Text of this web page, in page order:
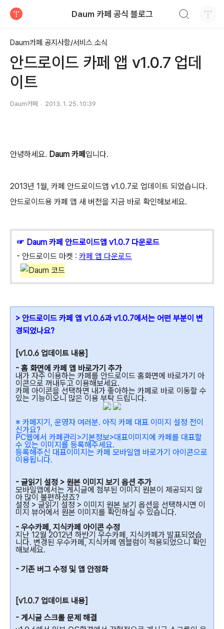
Daum 카페 공식 블로그
Daum카페 공지사항/서비스 소식
안드로이드 카페 앱 v1.0.7 업데
이트
Daum카페 2013. 1. 25. 10:39
안녕하세요. Daum 카페 입니다.
2013년 1월, 카페 안드로이드앱 v1.0.7로 업데이트 되었습니다.
안드로이드용 카페 앱 새 버전을 지금 바로 확인해보세요.
☞ Daum 카페 안드로이드앱 v1.0.7 다운로드
- 안드로이드 마켓 : 카페 앱 다운로드
> 안드로이드 카페 앱 v1.0.6과 v1.0.7에서는 어떤 부분이 변
경되었나요?
[v1.0.6 업데이트 내용]
- 홈 화면에 카페 앱 바로가기 추가
내가 자주 이용하는 카페를 안드로이드 홈화면에 바로가기 아
이콘으로 꺼내두고 이용해보세요.
카페 아이콘을 선택하면 내가 좋아하는 카페로 바로 이동할 수
있는 기능이오니 많은 이용 부탁 드립니다.
※ 카페지기, 운영자 여러분. 아직 카페 대표 이미지 설정 전이
신가요?
PC웹에서 카페관리>기본정보>대표이미지에 카페를 대표할
수 있는 이미지를 등록해주세요.
등록해주신 대표이미지는 카페 모바일앱 바로가기 아이콘으로
이용됩니다.
- 글읽기 설정 > 원본 이미지 보기 옵션 추가
모바일앱에서는 게시글에 첨부된 이미지 원본이 제공되지 않
아 많이 불편하셨죠?
설정 > 글읽기 설정 > 이미지 원본 보기 옵션을 선택하시면 이
미지 뷰어에서 원본 이미지를 확인하실 수 있습니다.
- 우수카페, 지식카페 아이콘 수정
지난 12월 2012년 하반기 우수카페, 지식카페가 발표되었습
니다. 변경된 우수카페, 지식카페 엠블럼이 적용되었으니 확인
해보세요.
- 기존 버그 수정 및 앱 안정화
[v1.0.7 업데이트 내용]
- 게시글 스크롤 문제 해결